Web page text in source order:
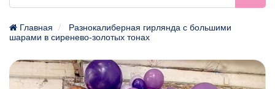
Главная
Разнокалиберная гирлянда с большими
шарами в сиренево-золотых тонах